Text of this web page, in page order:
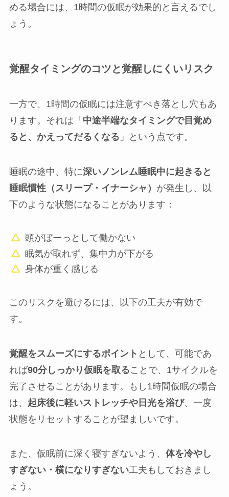
める場合には、1時間の仮眠が効果的と言えるでし
ょう。
覚醒タイミングのコツと覚醒しにくいリスク
一方で、1時間の仮眠には注意すべき落とし穴もあ
ります。それは「 中途半端なタイミングで目覚め
ると、かえってだるくなる 」という点です。
睡眠の途中、特に深いノンレム睡眠中に起きると
睡眠慣性（スリープ・イナーシャ） が発生し、以
下のような状態になることがあります：
頭がぼーっとして働かない
眠気が取れず、集中力が下がる
身体が重く感じる
このリスクを避けるには、以下の工夫が有効で
す。
覚醒をスムーズにするポイント として、可能であ
れば90分しっかり仮眠を取ることで、1サイクルを
完了させることがあります。もし1時間仮眠の場合
は、 起床後に軽いストレッチや日光を浴び、一度
状態をリセットすることが望ましいです。
また、仮眠前に深く寝すぎないよう、 体を冷やし
すぎない・横になりすぎない工夫もしておきまし
ょう。